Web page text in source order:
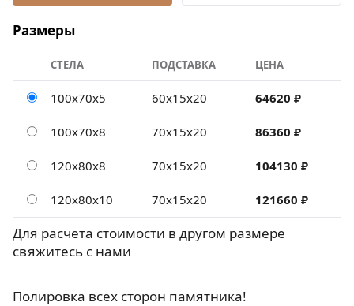
Размеры
СТЕЛА ПОДСТАВКА ЦЕНА
100х70х5 60х15х20 64620 ₽
100х70х8 70х15х20 86360 ₽
120х80х8 70х15х20 104130 ₽
120х80х10 70х15х20 121660 ₽
Для расчета стоимости в другом размере
свяжитесь с нами
Полировка всех сторон памятника!